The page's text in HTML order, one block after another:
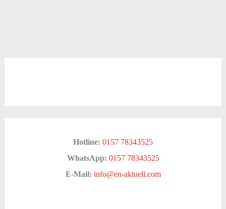
Hotline: 0157 78343525
WhatsApp: 0157 78343525
E-Mail: info@en-aktuell.com